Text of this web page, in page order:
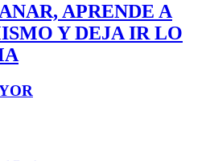
APRENDE A
Y DEJA IR LO